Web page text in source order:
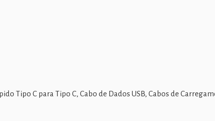
Tipo C para Tipo C, Cabo de Dados USB, Cabos de